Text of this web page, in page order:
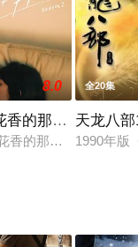
王牌礼仪师，展开
8.0
的那刻2
香的那刻」将推出第
全20集
天龙八
1990年版